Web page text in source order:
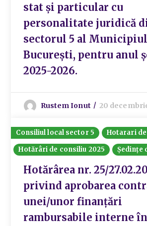
stat şi particular cu
personalitate juridică
sectorul 5 al
Bucureşti, pentru anul
2025-2026.
Rustem Ionut 20
Consiliul local sector 5
Hotarari
Hotărâri de consiliu 2025
Ședințe
Hotărârea nr. 25/
privind aprobarea
unei/unor finanțări
rambursabile interne